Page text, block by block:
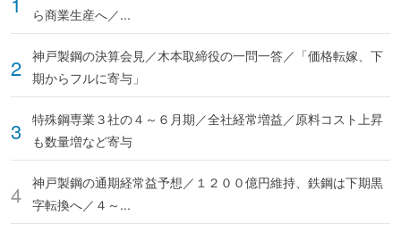
ら商業生産へ／...
神戸製鋼の決算会見／木本取締役の一問一答／「価格転嫁、下
期からフルに寄与」
特殊鋼専業３社の４～６月期／全社経常増益／原料コスト上昇
も数量増など寄与
神戸製鋼の通期経常益予想／１２００億円維持、鉄鋼は下期黒
字転換へ／４～...